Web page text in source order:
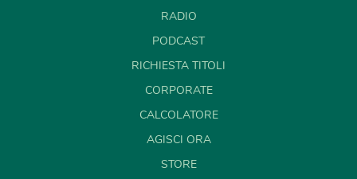
RADIO
PODCAST
RICHIESTA TITOLI
CORPORATE
CALCOLATORE
AGISCI ORA
STORE